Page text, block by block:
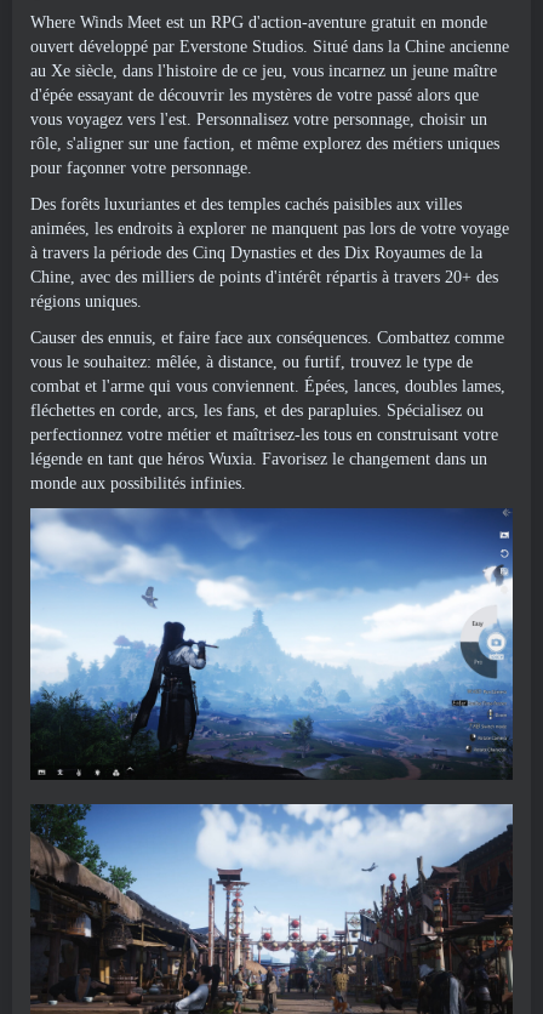
Where Winds Meet est un RPG d'action-aventure gratuit en monde
ouvert développé par Everstone Studios. Situé dans la Chine ancienne
au Xe siècle, dans l'histoire de ce jeu, vous incarnez un jeune maître
d'épée essayant de découvrir les mystères de votre passé alors que
vous voyagez vers l'est. Personnalisez votre personnage, choisir un
rôle, s'aligner sur une faction, et même explorez des métiers uniques
pour façonner votre personnage.
Des forêts luxuriantes et des temples cachés paisibles aux villes
animées, les endroits à explorer ne manquent pas lors de votre voyage
à travers la période des Cinq Dynasties et des Dix Royaumes de la
Chine, avec des milliers de points d'intérêt répartis à travers 20+ des
régions uniques.
Causer des ennuis, et faire face aux conséquences. Combattez comme
vous le souhaitez: mêlée, à distance, ou furtif, trouvez le type de
combat et l'arme qui vous conviennent. Épées, lances, doubles lames,
fléchettes en corde, arcs, les fans, et des parapluies. Spécialisez ou
perfectionnez votre métier et maîtrisez-les tous en construisant votre
légende en tant que héros Wuxia. Favorisez le changement dans un
monde aux possibilités infinies.